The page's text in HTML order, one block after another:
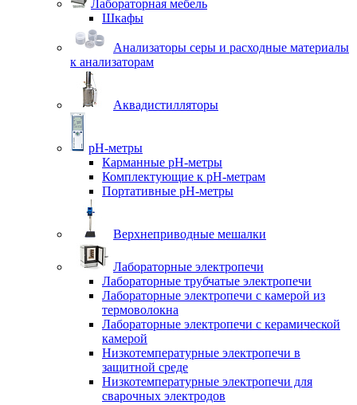
Лабораторная мебель
Шкафы
Анализаторы серы и расходные материалы
к анализаторам
Аквадистилляторы
pH-метры
Карманные pH-метры
Комплектующие к pH-метрам
Портативные pH-метры
Верхнеприводные мешалки
Лабораторные электропечи
Лабораторные трубчатые электропечи
Лабораторные электропечи с камерой из
термоволокна
Лабораторные электропечи с керамической
камерой
Низкотемпературные электропечи в
защитной среде
Низкотемпературные электропечи для
cварочных электродов